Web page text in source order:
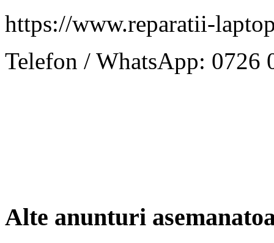
https://www.reparatii-
Telefon / WhatsApp: 0726
Alte anunturi